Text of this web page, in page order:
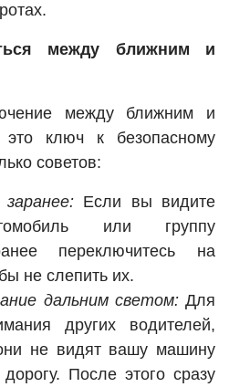
между ближним и
между ближним и
ключ к безопасному
советов:
Если вы видите
или группу
переключитесь на
не слепить их.
дальним светом:Для
других водителей,
не видят вашу машину
После этого сразу